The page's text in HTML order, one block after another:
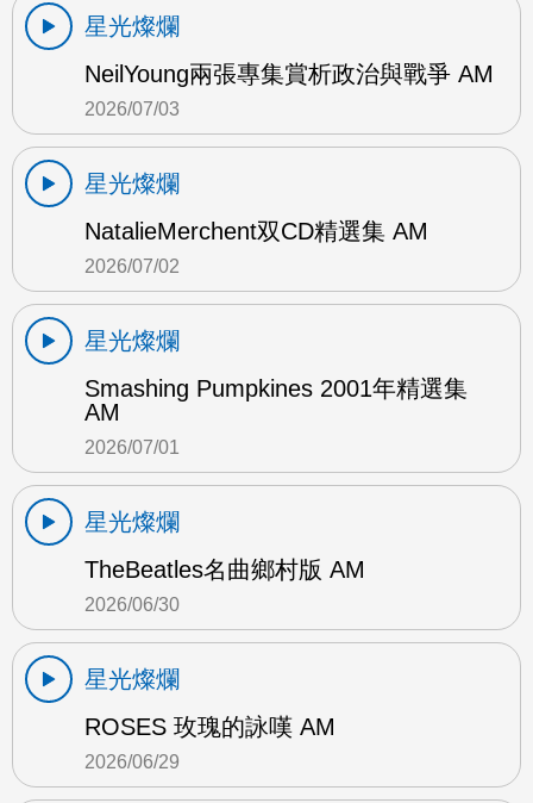
星光燦爛
NeilYoung兩張專集賞析政治與戰爭 AM
2026/07/03
星光燦爛
NatalieMerchent双CD精選集 AM
2026/07/02
星光燦爛
Smashing Pumpkines 2001年精選集
AM
2026/07/01
星光燦爛
TheBeatles名曲鄉村版 AM
2026/06/30
星光燦爛
ROSES 玫瑰的詠嘆 AM
2026/06/29